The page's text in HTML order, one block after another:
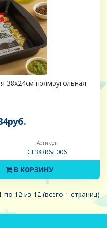
38х24см прямоугольная
Артикул:
GL38RR6/E006
В КОРЗИНУ
по 12 из 12 (всего 1 страниц)